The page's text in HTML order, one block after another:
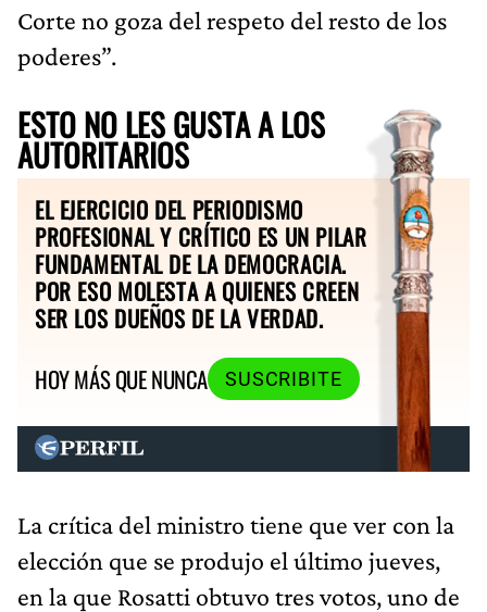
Corte no goza del respeto del resto de los
poderes”.
ESTO NO LES GUSTA A LOS
AUTORITARIOS
EL EJERCICIO DEL PERIODISMO
PROFESIONAL Y CRÍTICO ES UN PILAR
FUNDAMENTAL DE LA DEMOCRACIA.
POR ESO MOLESTA A QUIENES CREEN
SER LOS DUEÑOS DE LA VERDAD.
HOY MÁS QUE NUNCA
SUSCRIBITE
La crítica del ministro tiene que ver con la
elección que se produjo el último jueves,
en la que Rosatti obtuvo tres votos, uno de